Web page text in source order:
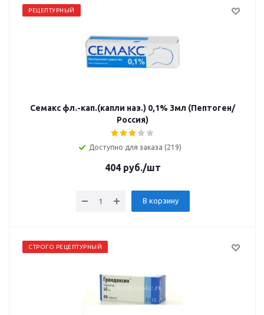
РЕЦЕПТУРНЫЙ
Семакс фл.-кап.(капли наз.) 0,1% 3мл (Пептоген/
Россия)
Доступно для заказа (219)
404руб./шт
В корзину
СТРОГО РЕЦЕПТУРНЫЙ